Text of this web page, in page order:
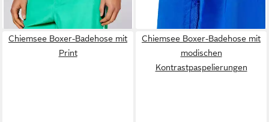
Chiemsee Boxer-Badehose mit
Print
Chiemsee Boxer-Badehose mit
modischen
Kontrastpaspelierungen